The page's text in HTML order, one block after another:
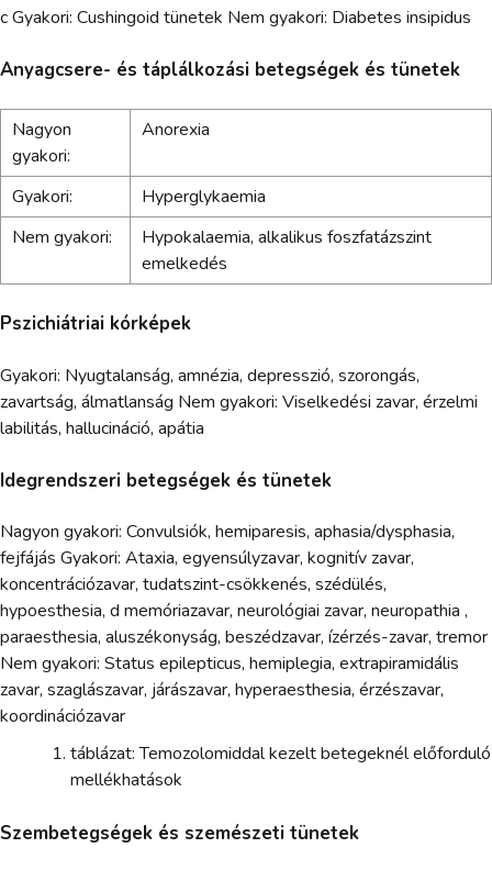
c Gyakori: Cushingoid tünetek Nem gyakori: Diabetes insipidus
Anyagcsere- és táplálkozási betegségek és tünetek
Nagyon
gyakori:
Anorexia
Gyakori:
Hyperglykaemia
Nem gyakori:
Hypokalaemia, alkalikus foszfatázszint
emelkedés
Pszichiátriai kórképek
Gyakori: Nyugtalanság, amnézia, depresszió, szorongás,
zavartság, álmatlanság Nem gyakori: Viselkedési zavar, érzelmi
labilitás, hallucináció, apátia
Idegrendszeri betegségek és tünetek
Nagyon gyakori: Convulsiók, hemiparesis, aphasia/dysphasia,
fejfájás Gyakori: Ataxia, egyensúlyzavar, kognitív zavar,
koncentrációzavar, tudatszint-csökkenés, szédülés,
hypoesthesia, d memóriazavar, neurológiai zavar, neuropathia ,
paraesthesia, aluszékonyság, beszédzavar, ízérzés-zavar, tremor
Nem gyakori: Status epilepticus, hemiplegia, extrapiramidális
zavar, szaglászavar, járászavar, hyperaesthesia, érzészavar,
koordinációzavar
táblázat: Temozolomiddal kezelt betegeknél előforduló
mellékhatások
Szembetegségek és szemészeti tünetek